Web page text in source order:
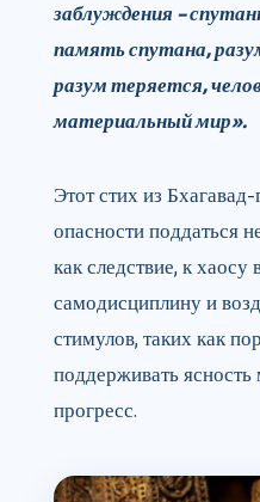
заблуждения –
память спутана,
разум теряется,
материальный мир».
Этот стих из
опасности поддаться
как следствие, к хаосу
самодисциплину и
стимулов, таких как
поддерживать
прогресс.